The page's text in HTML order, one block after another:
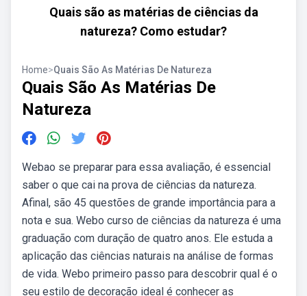
Quais são as matérias de ciências da
natureza? Como estudar?
Home>Quais São As Matérias De Natureza
Quais São As Matérias De
Natureza
Webao se preparar para essa avaliação, é essencial
saber o que cai na prova de ciências da natureza.
Afinal, são 45 questões de grande importância para a
nota e sua. Webo curso de ciências da natureza é uma
graduação com duração de quatro anos. Ele estuda a
aplicação das ciências naturais na análise de formas
de vida. Webo primeiro passo para descobrir qual é o
seu estilo de decoração ideal é conhecer as